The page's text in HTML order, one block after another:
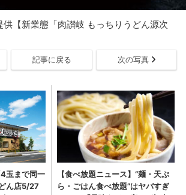
供【新業態「肉讃岐 もっちりうどん源次
記事に戻る 次の写真